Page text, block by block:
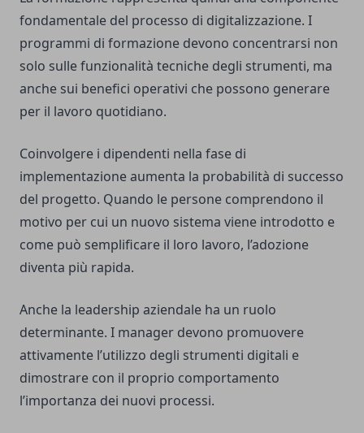
fondamentale del processo di digitalizzazione. I
programmi di formazione devono concentrarsi non
solo sulle funzionalità tecniche degli strumenti, ma
anche sui benefici operativi che possono generare
per il lavoro quotidiano.
Coinvolgere i dipendenti nella fase di
implementazione aumenta la probabilità di successo
del progetto. Quando le persone comprendono il
motivo per cui un nuovo sistema viene introdotto e
come può semplificare il loro lavoro, l’adozione
diventa più rapida.
Anche la leadership aziendale ha un ruolo
determinante. I manager devono promuovere
attivamente l’utilizzo degli strumenti digitali e
dimostrare con il proprio comportamento
l’importanza dei nuovi processi.